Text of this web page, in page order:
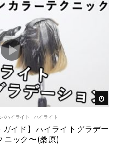
/ハイライト ハイライト
イド】ハイライトグラデー
ニック〜(桑原)